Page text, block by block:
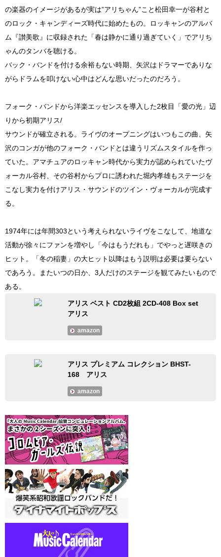
の楽器のイメージがあるが実は”アリちゃん”こと松田幸一が谷村と
のロック・キャンディーズ時代に始めたもの。ロッキャンのアルバ
ム『讃美歌』に収録された「春は静かに通り過ぎていく」でアリち
ゃんのタンバを聴ける。
バック・バンドを付ける余裕もない時期、矢沢はドラマーでありな
がらドラムを叩けない心中はどんな思いだったのだろう。
フォーク・バンドから洋楽エッセンスを導入した2枚目「愛の光」辺
りから初期アリス/
サウンドが確立される。ライヴのオープニングはいつもこの曲、矢
沢のコンガが他のフォーク・バンドとは違うリズムスタイルを作っ
ていた。アマチュアのロッキャン時代から実力が認められていたヴ
ォーカル谷村、その谷村からプロに誘われた堀内孝雄もステージを
こなし実力を付けアリス・サウンドのツイン・ヴォーカルが完成す
る。
1974年には年間303という考えられないライヴをこなして、地道な
活動が徐々にファンを増やし「今はもうだれも」でやっと遅咲きの
ヒット。「冬の稲妻」の大ヒット以降はもう説明は必要は要らない
であろう。またいつの日か、3人だけのステージを観てみたいもので
ある。
アリス ベスト CD2枚組 2CD-408 Box set
アリス
amazon
アリス プレミアム コレクション BHST-
168 アリス
amazon